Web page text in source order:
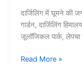
दार्जिलिंग में घूमने
गार्डन, दार्जिलिंग
जूलॉजिकल पार्क,
10+
Read More »